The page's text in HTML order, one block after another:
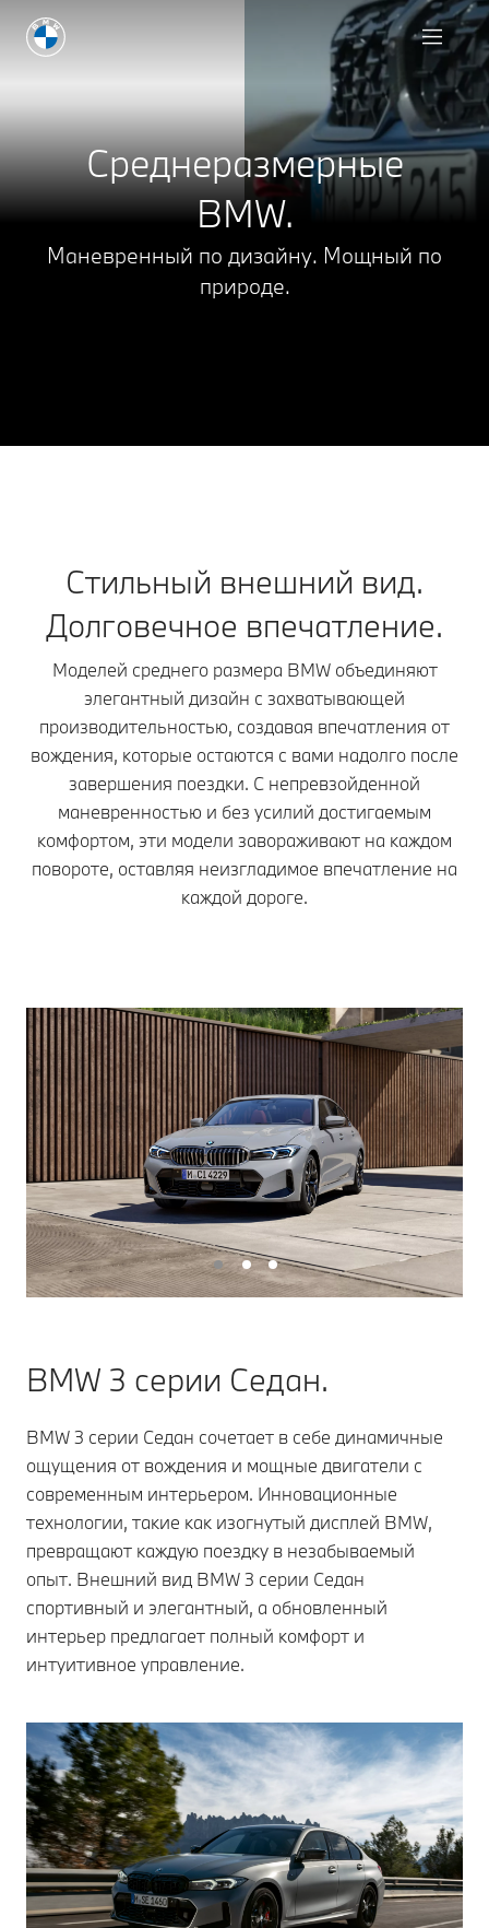
Среднеразмерные
BMW.
Маневренный по дизайну. Мощный по
природе.
Запрос на
Стильный внешний вид.
Долговечное впечатление.
Моделей среднего размера BMW объединяют
элегантный дизайн с захватывающей
производительностью, создавая впечатления от
вождения, которые остаются с вами надолго после
завершения поездки. С непревзойденной
маневренностью и без усилий достигаемым
комфортом, эти модели завораживают на каждом
повороте, оставляя неизгладимое впечатление на
каждой дороге.
BMW 3 серии Седан.
BMW 3 серии Седан сочетает в себе динамичные
ощущения от вождения и мощные двигатели с
современным интерьером. Инновационные
технологии, такие как изогнутый дисплей BMW,
превращают каждую поездку в незабываемый
опыт. Внешний вид BMW 3 серии Седан
спортивный и элегантный, а обновленный
интерьер предлагает полный комфорт и
интуитивное управление.